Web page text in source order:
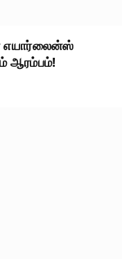
எயார்லைன்ஸ்
ஆரம்பம்!